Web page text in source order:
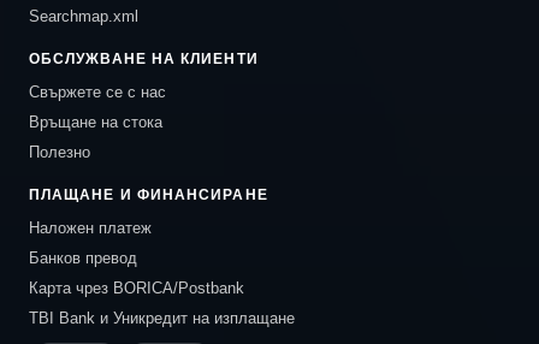
Searchmap.xml
ОБСЛУЖВАНЕ НА КЛИЕНТИ
Свържете се с нас
Връщане на стока
Полезно
ПЛАЩАНЕ И ФИНАНСИРАНЕ
Наложен платеж
Банков превод
Карта чрез BORICA/Postbank
TBI Bank и Уникредит на изплащане